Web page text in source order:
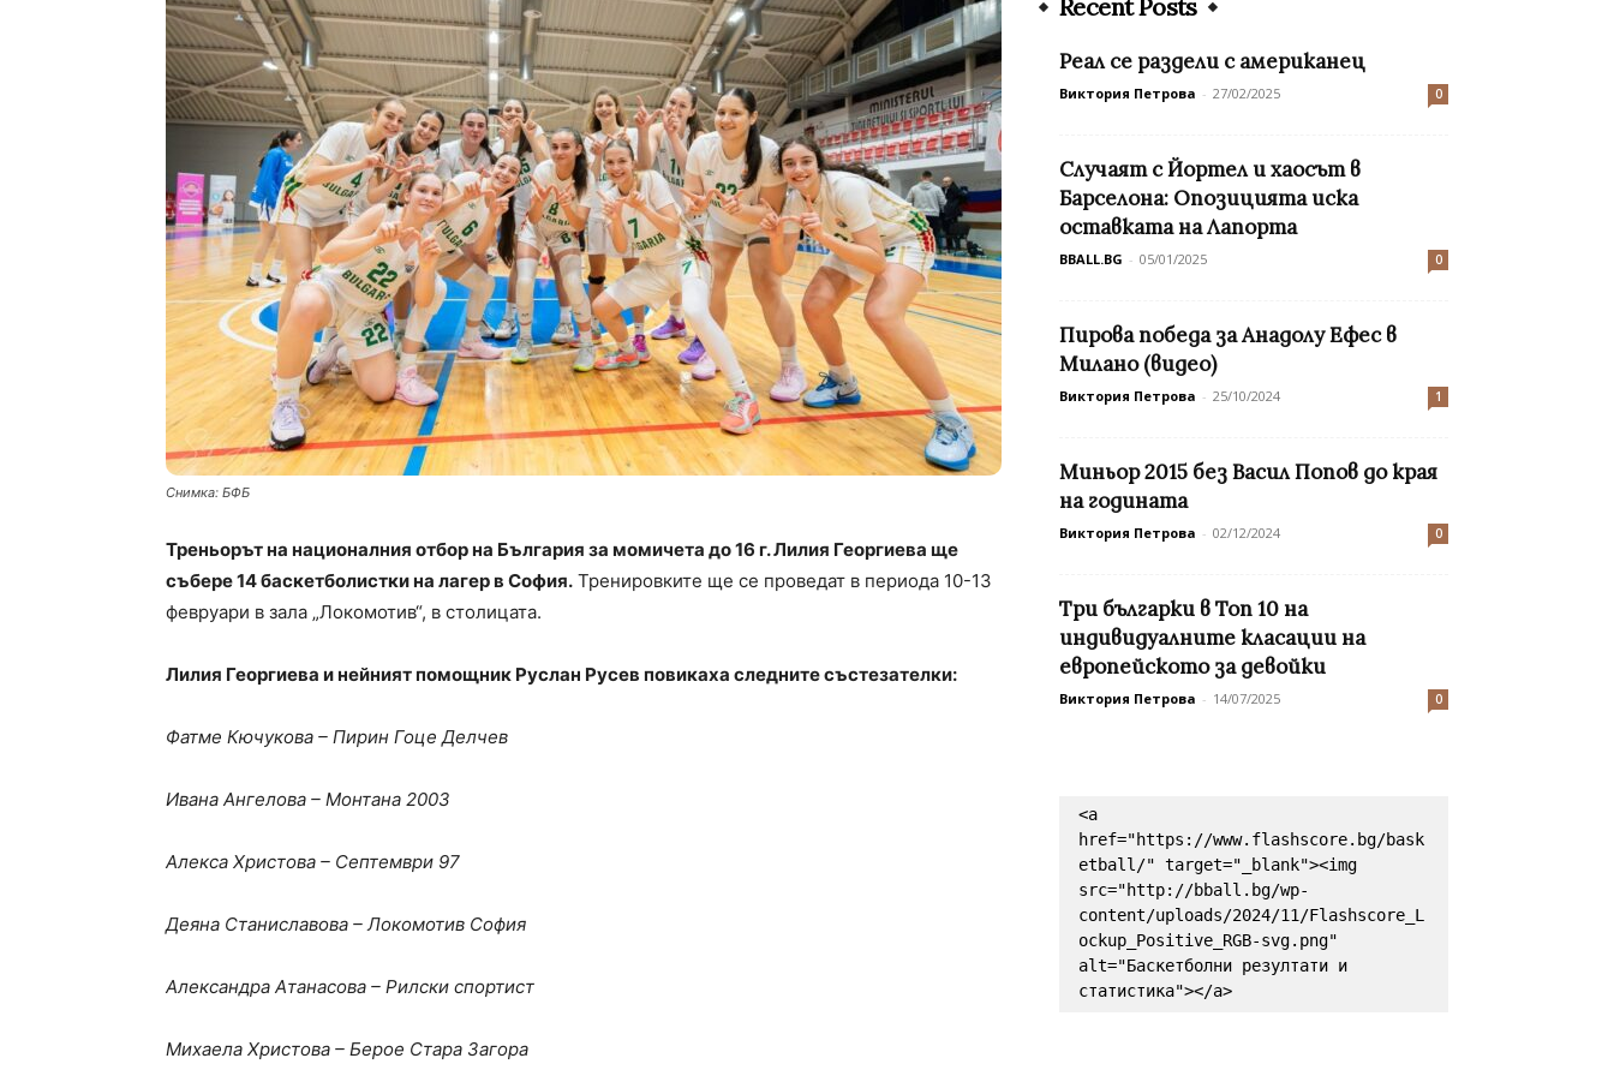
Снимка: БФБ
Треньорът на националния отбор на България за момичета до 16 г. Лилия Георгиева ще
събере 14 баскетболистки на лагер в София. Тренировките ще се проведат в периода 10-13
февруари в зала „Локомотив“, в столицата.
Лилия Георгиева и нейният помощник Руслан Русев повикаха следните състезателки:
Фатме Кючукова – Пирин Гоце Делчев
Ивана Ангелова – Монтана 2003
Алекса Христова – Септември 97
Деяна Станиславова – Локомотив София
Александра Атанасова – Рилски спортист
Михаела Христова – Берое Стара Загора
Recent Posts
Реал се раздели с американец
Виктория Петрова - 27/02/2025 0
Случаят с Йортел и хаосът в
Барселона: Опозицията иска
оставката на Лапорта
BBALL.BG - 05/01/2025 0
Пирова победа за Анадолу Ефес в
Милано (видео)
Виктория Петрова - 25/10/2024 1
Миньор 2015 без Васил Попов до края
на годината
Виктория Петрова - 02/12/2024 0
Три българки в Топ 10 на
индивидуалните класации на
европейското за девойки
Виктория Петрова - 14/07/2025 0
<a
href="https://www.flashscore.bg/bask
etball/" target="_blank"><img
src="http://bball.bg/wp-
content/uploads/2024/11/Flashscore_L
ockup_Positive_RGB-svg.png"
alt="Баскетболни резултати и
статистика"></a>